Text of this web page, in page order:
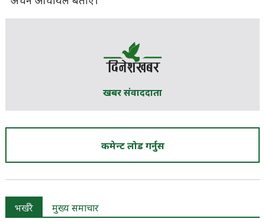
खबर संवाददाता
कमेन्ट लोड गर्नुस
भर्खरै मुख्य समाचार